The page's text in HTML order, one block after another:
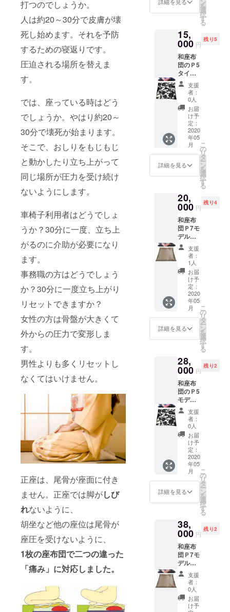
打つのでしょうか。
人は約20～30分で皮膚が壊
死し始めます。それを予防
するための寝返りです。
圧迫される場所を替えま
す。
では、座っている時はどう
でしょうか。やはり約20～
30分で壊死が始まります。
そこで、おしりをもじもじ
と動かしたり立ち上がって
同じ場所が圧力を受け続け
ないようにします。
車椅子利用者はどうでしょ
うか？30分に一度、立ち上
がるのに介助が必要になり
ます。
事務職の方はどうでしょう
か？30分に一度立ち上がり
リセットできますか？
女性の方は骨盤が大きくて
外からの圧力で変形しま
す。
男性よりも多くリセットし
なくてはいけません。
正座は、尾骨が座面に付き
ません。正座では脚がしび
れないように、
胡坐など他の座位は尾骨が
座圧を受けないように、
1枚の座布団で二つの違った
「痛み」に対応しました。
ます。
座る場
ばな
い、座
る姿勢
も選ば
ない。
和座布
団は技
布団で
す。
詳細を見る を
選
択
す
る
15,
000 円
残り5
和座布
団のＰ5
タイプ
￥15,00
0で1枚
を5名
様
畳では
もちろ
んのこ
と、フ
ローリ
ングで
も使用
ます。
座る場
所を選
ばな
い、座
る姿勢
も選ば
ない。
和座布
団は技
布団で
す。
『母の
日』の
到着対
応致し
ます。
支援
者：
0人
お届
け予
定：
2020
年05
月
詳細を見る
こ
の
リ
タ
ー
ン
を
選
択
す
る
20,
000 円
残り4
和座布
団Ｐ7モ
デル
￥2000
0で1枚
を5名様
畳では
もちろ
んのこ
と、フ
ローリ
ングで
も使用
ができ
ます。
座る場
ばな
い、座
る姿勢
も選ば
ない。
和座布
団は技
布団で
す。
『母の
日』の
到着対
応致し
ます。
支援
者：
1人
お届
け予
定：
2020
年05
月
詳細を見る
こ
の
リ
タ
ー
ン
を
選
択
す
る
28,
000 円
残り2
和座布
団のＰ5
モデル
￥2800
0で2枚
組を2名
様
畳
ではも
ちろん
のこ
と、フ
ローリ
ングで
も使用
ます。
座る場
所を選
ばな
い、座
る姿勢
も選ば
ない。
和座布
団は技
布団で
支援
者：
0人
お届
け予
定：
2020
年05
月
詳細を見る
こ
の
リ
タ
ー
ン
を
選
択
す
る
38,
000 円
残り2
和座布
団Ｐ7モ
デル
￥3800
0で2枚
組を2名
様
支援
者：
0人
お届
け予